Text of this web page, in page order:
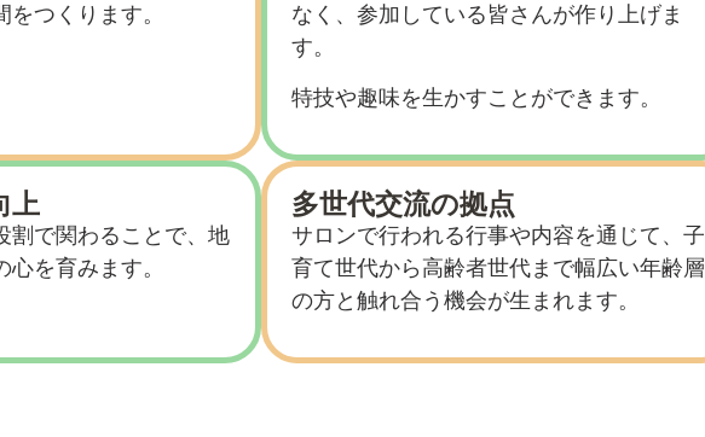
つくります。
なく、参加している皆さんが作り上げま
す。
特技や趣味を生かすことができます。
上
割で関わることで、地
を育みます。
多世代交流の拠点
サロンで行われる行事や内容を通じて、子
育て世代から高齢者世代まで幅広い年齢層
の方と触れ合う機会が生まれます。